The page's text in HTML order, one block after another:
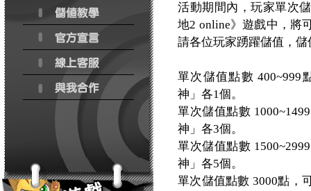
活動期間內，玩家單次
地2 online》遊戲中，將
請各位玩家踴躍儲值，
單次儲值點數 400~999
神」各1個。
單次儲值點數
神」各3個。
單次儲值點數
神」各5個。
單次儲值點數 3000點，